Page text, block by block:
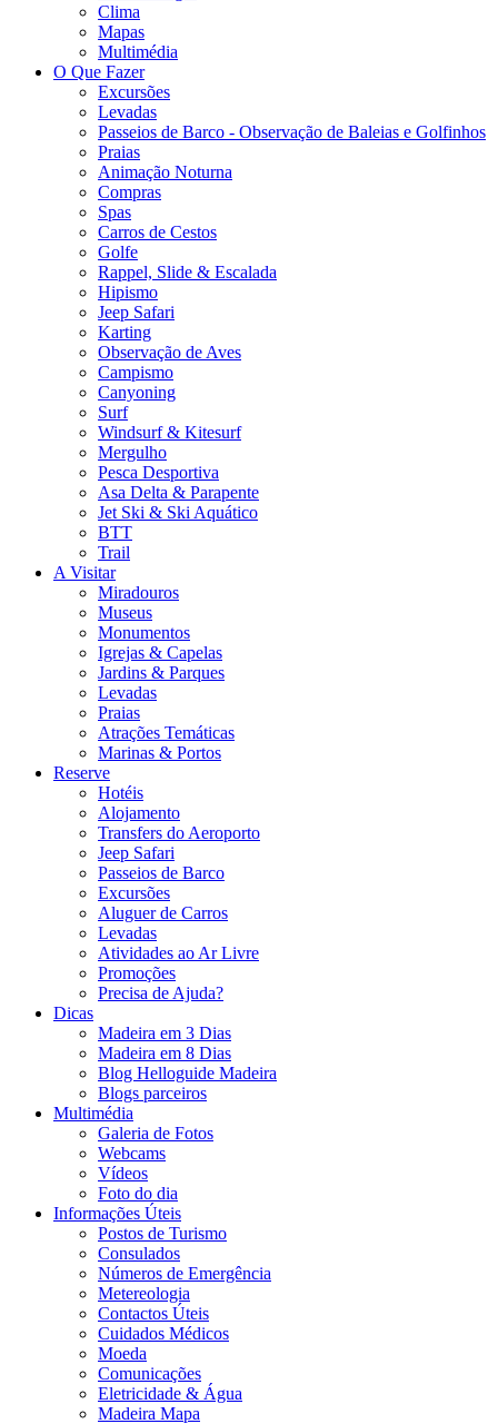
Clima
Mapas
Multimédia
O Que Fazer
Excursões
Levadas
Passeios de Barco - Observação de Baleias e Golfinhos
Praias
Animação Noturna
Compras
Spas
Carros de Cestos
Golfe
Rappel, Slide & Escalada
Hipismo
Jeep Safari
Karting
Observação de Aves
Campismo
Canyoning
Surf
Windsurf & Kitesurf
Mergulho
Pesca Desportiva
Asa Delta & Parapente
Jet Ski & Ski Aquático
BTT
Trail
A Visitar
Miradouros
Museus
Monumentos
Igrejas & Capelas
Jardins & Parques
Levadas
Praias
Atrações Temáticas
Marinas & Portos
Reserve
Hotéis
Alojamento
Transfers do Aeroporto
Jeep Safari
Passeios de Barco
Excursões
Aluguer de Carros
Levadas
Atividades ao Ar Livre
Promoções
Precisa de Ajuda?
Dicas
Madeira em 3 Dias
Madeira em 8 Dias
Blog Helloguide Madeira
Blogs parceiros
Multimédia
Galeria de Fotos
Webcams
Vídeos
Foto do dia
Informações Úteis
Postos de Turismo
Consulados
Números de Emergência
Metereologia
Contactos Úteis
Cuidados Médicos
Moeda
Comunicações
Eletricidade & Água
Madeira Mapa